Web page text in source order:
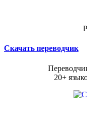
Скачать переводчик
20+